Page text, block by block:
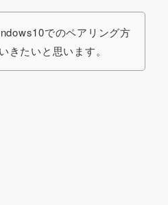
でのペアリング方
きたいと思います。